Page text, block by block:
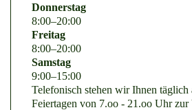
Donnerstag
8:00–20:00
Freitag
8:00–20:00
Samstag
9:00–15:00
Telefonisch stehen wir Ihnen täglich
Feiertagen von 7.oo - 21.oo Uhr zur